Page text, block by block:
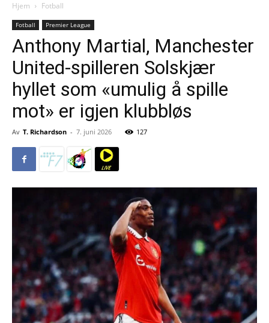
Hjem Fotball
Fotball Premier League
Anthony Martial, Manchester
United-spilleren Solskjær
hyllet som «umulig å spille
mot» er igjen klubbløs
Av T. Richardson - 7. juni 2026 127